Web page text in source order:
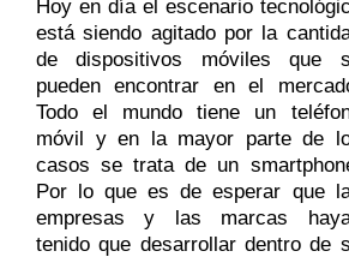
Hoy en día el escenario
está siendo agitado por la
de dispositivos móviles que
pueden encontrar en el
Todo el mundo tiene un
móvil y en la mayor parte de
casos se trata de un
Por lo que es de esperar que
empresas y las marcas
tenido que desarrollar dentro de